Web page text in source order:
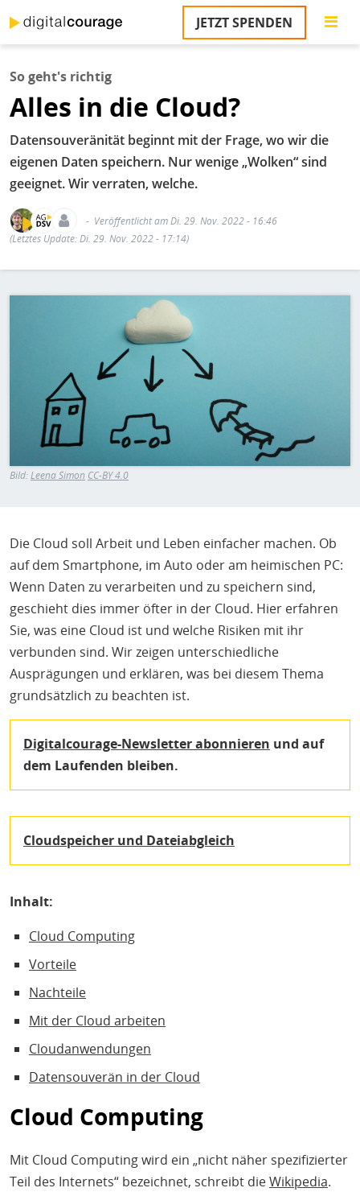
zum
Inhalt
JETZT SPENDEN
So geht's richtig
Alles in die Cloud?
Datensouveränität beginnt mit der Frage, wo wir die
eigenen Daten speichern. Nur wenige „Wolken“ sind
geeignet. Wir verraten, welche.
Veröffentlicht am Di. 29. Nov. 2022 - 16:46
(Letztes Update: Di. 29. Nov. 2022 - 17:14)
Bild
Bild:Leena Simon CC-BY 4.0
Die Cloud soll Arbeit und Leben einfacher machen. Ob
auf dem Smartphone, im Auto oder am heimischen PC:
Wenn Daten zu verarbeiten und zu speichern sind,
geschieht dies immer öfter in der Cloud. Hier erfahren
Sie, was eine Cloud ist und welche Risiken mit ihr
verbunden sind. Wir zeigen unterschiedliche
Ausprägungen und erklären, was bei diesem Thema
grundsätzlich zu beachten ist.
Digitalcourage-Newsletter abonnieren und auf
dem Laufenden bleiben.
Cloudspeicher und Dateiabgleich
Inhalt:
Cloud Computing
Vorteile
Nachteile
Mit der Cloud arbeiten
Cloudanwendungen
Datensouverän in der Cloud
Cloud Computing
Mit Cloud Computing wird ein „nicht näher spezifizierter
Teil des Internets“ bezeichnet, schreibt dieWikipedia.